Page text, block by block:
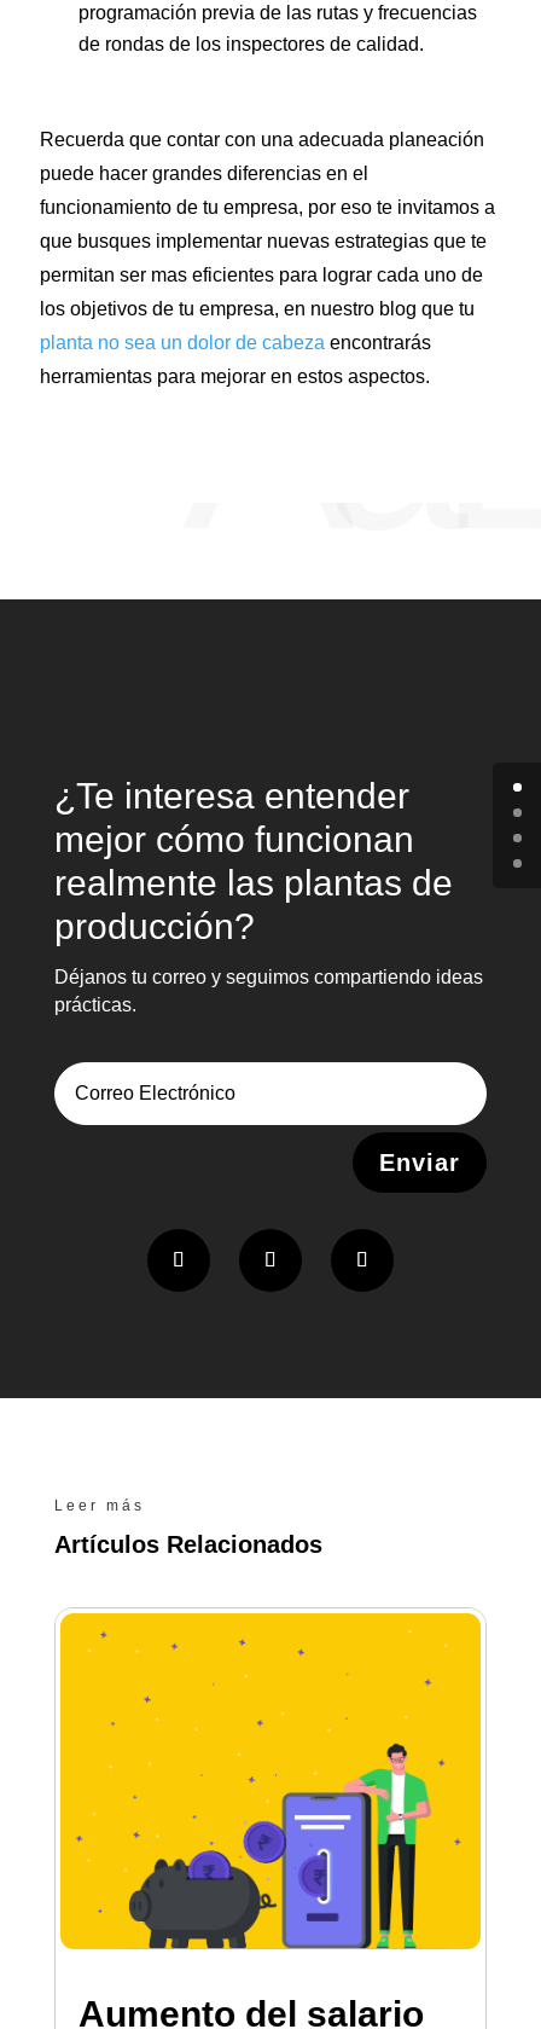
programación previa de las rutas y frecuencias
de rondas de los inspectores de calidad.
Recuerda que contar con una adecuada planeación
puede hacer grandes diferencias en el
funcionamiento de tu empresa, por eso te invitamos a
que busques implementar nuevas estrategias que te
permitan ser mas eficientes para lograr cada uno de
los objetivos de tu empresa, en nuestro blog que tu
planta no sea un dolor de cabeza encontrarás
herramientas para mejorar en estos aspectos.
¿Te interesa entender
mejor cómo funcionan
realmente las plantas de
producción?
Déjanos tu correo y seguimos compartiendo ideas
prácticas.
Enviar
Leer más
Artículos Relacionados
Aumento del salario